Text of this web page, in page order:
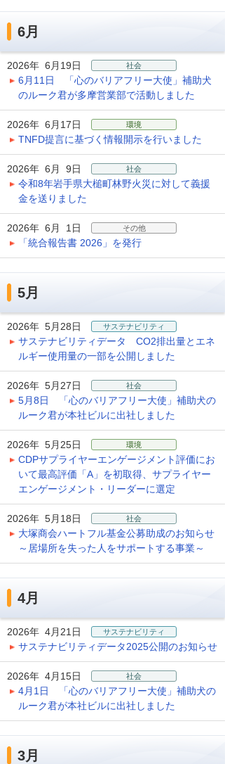
6月
2026年 6月19日 社会
6月11日 「心のバリアフリー大使」補助犬
のルーク君が多摩営業部で活動しました
2026年 6月17日 環境
TNFD提言に基づく情報開示を行いました
2026年 6月 9日 社会
令和8年岩手県大槌町林野火災に対して義援
金を送りました
2026年 6月 1日 その他
「統合報告書 2026」を発行
5月
2026年 5月28日 サステナビリティ
サステナビリティデータ CO2排出量とエネ
ルギー使用量の一部を公開しました
2026年 5月27日 社会
5月8日 「心のバリアフリー大使」補助犬の
ルーク君が本社ビルに出社しました
2026年 5月25日 環境
CDPサプライヤーエンゲージメント評価にお
いて最高評価「A」を初取得、サプライヤー
エンゲージメント・リーダーに選定
2026年 5月18日 社会
大塚商会ハートフル基金公募助成のお知らせ
～居場所を失った人をサポートする事業～
4月
2026年 4月21日 サステナビリティ
サステナビリティデータ2025公開のお知らせ
2026年 4月15日 社会
4月1日 「心のバリアフリー大使」補助犬の
ルーク君が本社ビルに出社しました
3月